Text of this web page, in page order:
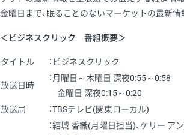
金曜日まで、眠ることのないマーケットの最新情
＜ビジネスクリック 番組概要＞
タイトル ：ビジネスクリック
放送日時
：月曜日～木曜日 深夜0:55～0:58
金曜日 深夜0:15～0:20
放送局
：TBSテレビ(関東ローカル)
：結城 香織(月曜日担当)、ケリー ア